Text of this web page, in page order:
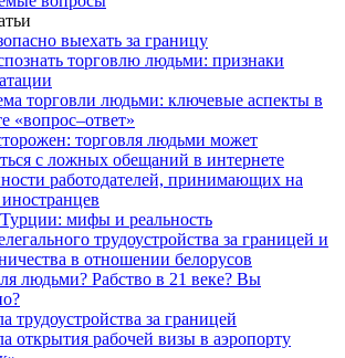
выехать за границу
торговлю людьми: признаки
торговли людьми: ключевые аспекты в
«вопрос–ответ»
торговля людьми может
с ложных обещаний в интернете
работодателей, принимающих на
мифы и реальность
трудоустройства за границей и
в отношении белорусов
людьми? Рабство в 21 веке? Вы
трудоустройства за границей
открытия рабочей визы в аэропорту